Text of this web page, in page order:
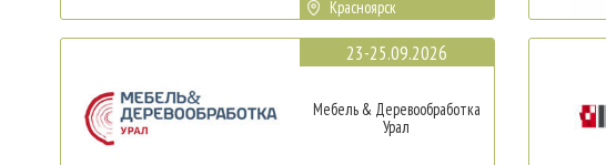
Красноярск
23-25.09.2026
Мебель & Деревообработка
Урал